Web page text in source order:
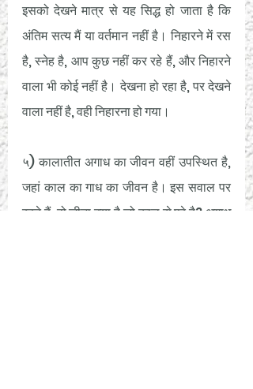
इसको देखने मात्र से यह सिद्ध हो जाता है कि
अंतिम सत्य मैं या वर्तमान नहीं है। निहारने में रस
है, स्नेह है, आप कुछ नहीं कर रहे हैं, और निहारने
वाला भी कोई नहीं है। देखना हो रहा है, पर देखने
वाला नहीं है, वही निहारना हो गया।
५) कालातीत अगाध का जीवन वहीं उपस्थित है,
जहां काल का गाध का जीवन है। इस सवाल पर
रहते हैं, वो जीना क्या है जो काल से परे है? अगाध